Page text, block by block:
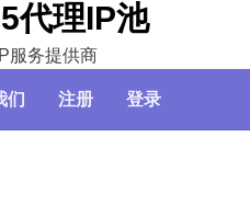
代理IP池
服务提供商
们 注册 登录